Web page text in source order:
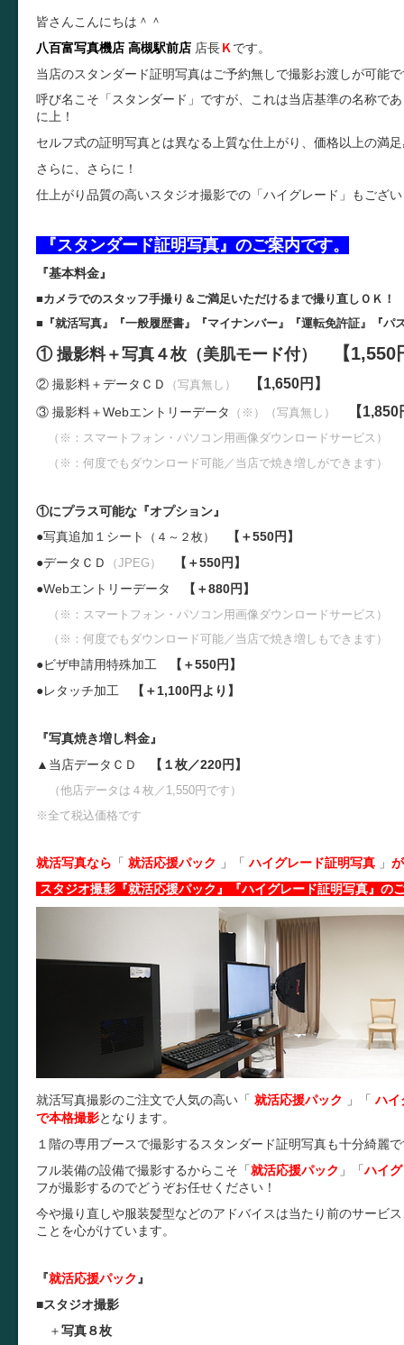
皆さんこんにちは＾＾
八百富写真機店 高槻駅前店 店長Ｋ です。
当店のスタンダード証明写真はご予約無しで撮影お渡しが可能
呼び名こそ「スタンダード」ですが、これは当店基準の名称で
に上！
セルフ式の証明写真とは異なる上質な仕上がり、価格以上の満
さらに、さらに！
仕上がり品質の高いスタジオ撮影での「ハイグレード」もござ
『スタンダード証明写真』のご案内です。
『基本料金』
■カメラでのスタッフ手撮り＆ご満足いただけるまで撮り直しＯＫ！
■『就活写真』『一般履歴書』『マイナンバー』『運転免許証』『パ
① 撮影料＋写真４枚（美肌モード付） 【1,550
② 撮影料＋データＣＤ （写真無し） 【1,650円】
③ 撮影料＋Webエントリーデータ （※）（写真無し） 【
（※：スマートフォン・パソコン用画像ダウンロードサービス）
（※：何度でもダウンロード可能／当店で焼き増しができます）
①にプラス可能な『オプション』
●写真追加１シート
（４～２枚）
【＋550円】
●データＣＤ
（JPEG）
【＋550円】
●Webエントリーデータ 【＋880円】
（※：スマートフォン・パソコン用画像ダウンロードサービス）
（※：何度でもダウンロード可能／当店で焼き増しもできます）
●ビザ申請用特殊加工
【＋550円】
●レタッチ加工
【＋1,100円より】
『写真焼き増し料金』
▲当店データＣＤ
【１枚／220円】
（他店データは４枚／1,550円です）
※全て税込価格です
就活写真なら 「 就活応援パック 」 「ハイグレード証明写真 」
スタジオ撮影『就活応援パック』『ハイグレード証明写真』の
就活写真撮影のご注文で人気の高い「 就活応援パック 」 「ハイ
で本格撮影となります。
１階の専用ブースで撮影するスタンダード証明写真も十分綺麗
フル装備の設備で撮影するからこそ 「就活応援パック 」 「ハイ
フが撮影するのでどうぞお任せください！
今や撮り直しや服装髪型などのアドバイスは当たり前のサービ
ことを心がけています。
『就活応援パック 』
■スタジオ撮影
＋写真８枚